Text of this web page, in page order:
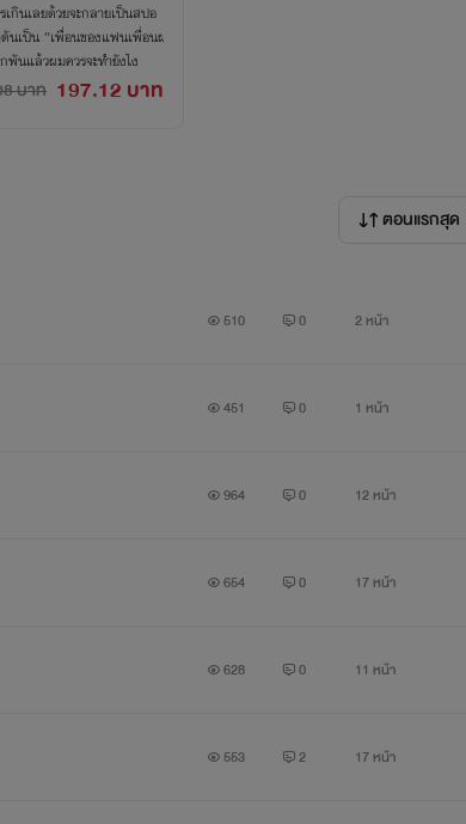
กินเลยด้วยจะกลายเป็นสปอ
นเป็น “เพื่อนของแฟนเพื่อนผ
นแล้วผมควรจะทำยังไง
บาท 197.12 บาท
ตอนแรกสุด
510 0 2 หน้า
451 0 1 หน้า
964 0 12 หน้า
654 0 17 หน้า
628 0 11 หน้า
553 2 17 หน้า